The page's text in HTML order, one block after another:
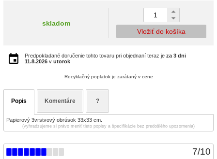
7/10
skladom
Vložiť do košíka
Predpokladané doručenie tohto tovaru pri objednaní teraz je za 3 dni
11.8.2026 v utorok
Recyklačný poplatok je zarátaný v cene
Popis Komentáre ?
Papierový 3vrstvový obrúsok 33x33 cm.
(vyhradzujeme si právo meniť tieto popisy a špecifikácie bez predošlého upozornenia)